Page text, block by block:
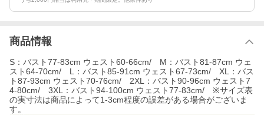
商品情報
S：バスト77-83cm ウェスト60-66cm/ M：バスト81-87cm ウェ
スト64-70cm/ L：バスト85-91cm ウェスト67-73cm/ XL：バス
ト87-93cm ウェスト70-76cm/ 2XL：バスト90-96cm ウェスト7
4-80cm/ 3XL：バスト94-100cm ウェスト77-83cm/ ※サイズ表
の実寸法は商品によって1-3cm程度の誤差がある場合がございま
す。